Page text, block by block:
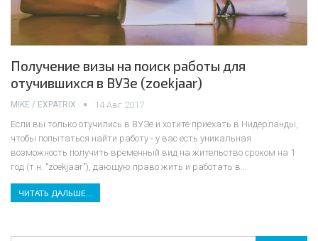
Получение визы на поиск работы для
отучившихся в ВУЗе (zoekjaar)
MIKE / EXPATRIX
14 Авг 2017
Если вы только отучились в ВУЗе и хотите приехать в Нидерланды,
чтобы попытаться найти работу - у вас есть уникальная
возможность получить временный вид на жительство сроком на 1
год (т.н. "zoekjaar"), дающую право жить и работать в…
ЧИТАТЬ ДАЛЬШЕ...